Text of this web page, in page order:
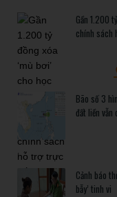
Gần 1.200
chính sách
Bão số 3
đất liền
Cảnh báo
bẫy’ tinh vi